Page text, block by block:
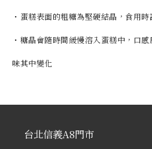
・蛋糕表面的粗糖為堅硬結晶，食用
・糖晶會隨時間緩慢溶入蛋糕中，口
味其中變化
台北信義A8門市